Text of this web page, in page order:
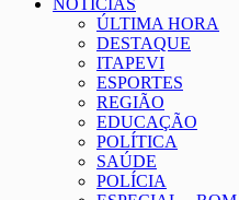
NOTÍCIAS
ÚLTIMA HORA
DESTAQUE
ITAPEVI
ESPORTES
REGIÃO
EDUCAÇÃO
POLÍTICA
SAÚDE
POLÍCIA